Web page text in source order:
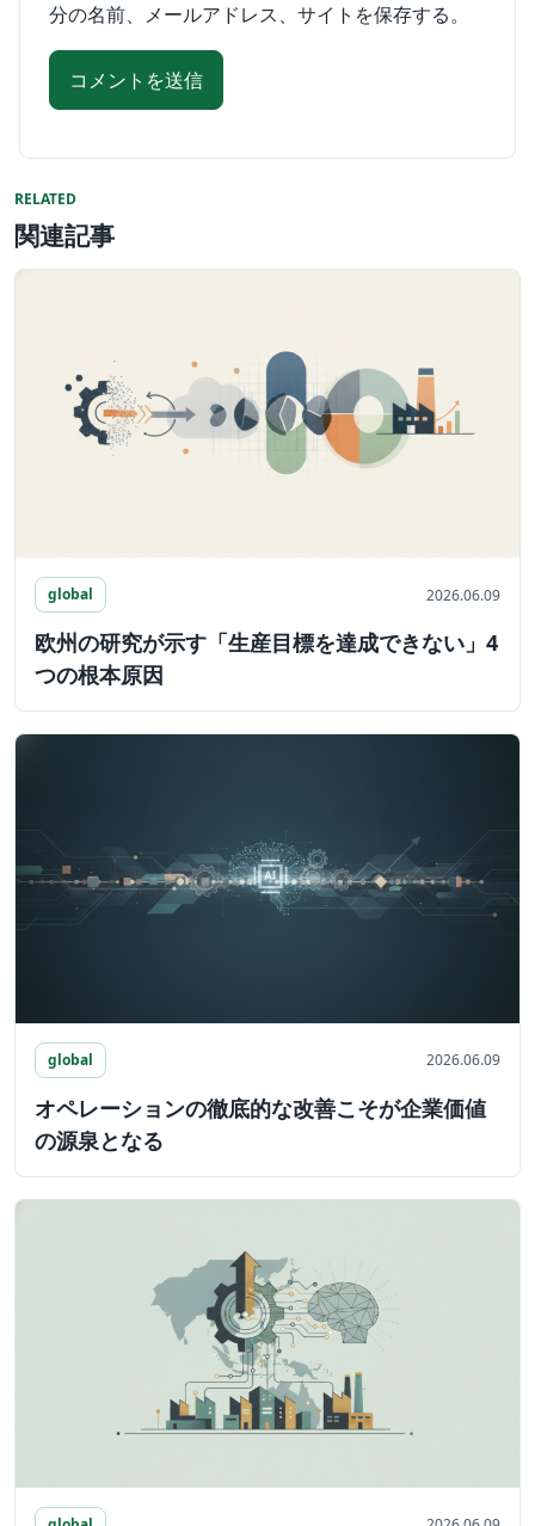
分の名前、メールアドレス、サイトを保存する。
RELATED
関連記事
global 2026.06.09
欧州の研究が示す「生産目標を達成できない」4
つの根本原因
global 2026.06.09
オペレーションの徹底的な改善こそが企業価値
の源泉となる